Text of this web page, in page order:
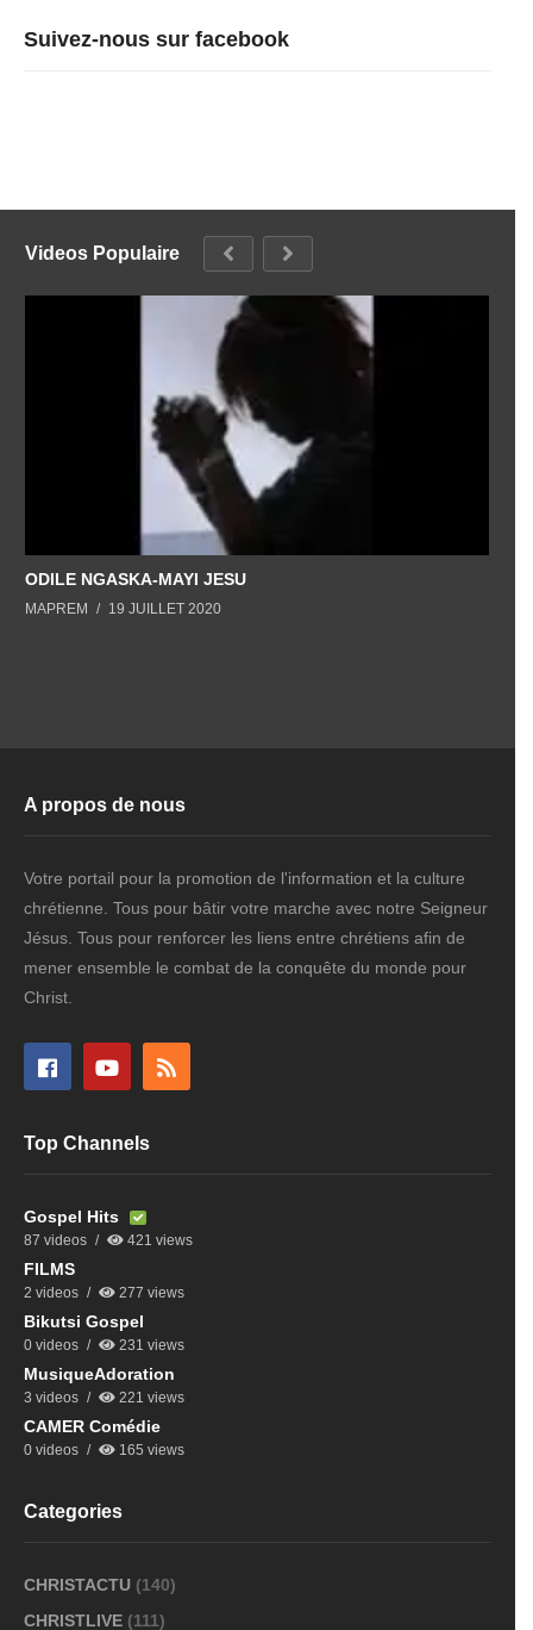
Suivez-nous sur facebook
Videos Populaire
ODILE NGASKA-MAYI JESU
MAPREM 19 JUILLET 2020
A propos de nous
Votre portail pour la promotion de l'information et la culture
chrétienne. Tous pour bâtir votre marche avec notre Seigneur
Jésus. Tous pour renforcer les liens entre chrétiens afin de
mener ensemble le combat de la conquête du monde pour
Christ.
Top Channels
Gospel Hits
87 videos 421 views
FILMS
2 videos 277 views
Bikutsi Gospel
0 videos 231 views
MusiqueAdoration
3 videos 221 views
CAMER Comédie
0 videos 165 views
Categories
CHRISTACTU (140)
CHRISTLIVE (111)